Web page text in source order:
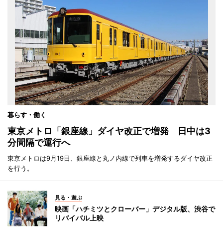
暮らす・働く
東京メトロ「銀座線」ダイヤ改正で増発 日中は3
分間隔で運行へ
東京メトロは9月19日、銀座線と丸ノ内線で列車を増発するダイヤ改正
を行う。
見る・遊ぶ
映画「ハチミツとクローバー」デジタル版、渋谷で
リバイバル上映